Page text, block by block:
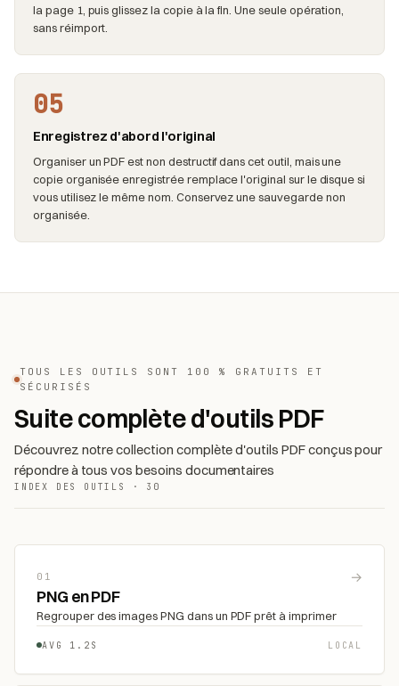
la page 1, puis glissez la copie à la fin. Une seule opération,
sans réimport.
05
Enregistrez d'abord l'original
Organiser un PDF est non destructif dans cet outil, mais une
copie organisée enregistrée remplace l'original sur le disque si
vous utilisez le même nom. Conservez une sauvegarde non
organisée.
TOUS LES OUTILS SONT 100 % GRATUITS ET
SÉCURISÉS
Suite complète d'outils PDF
Découvrez notre collection complète d'outils PDF conçus pour
répondre à tous vos besoins documentaires
INDEX DES OUTILS · 30
01 →
PNG en PDF
Regrouper des images PNG dans un PDF prêt à imprimer
AVG 1.2S LOCAL